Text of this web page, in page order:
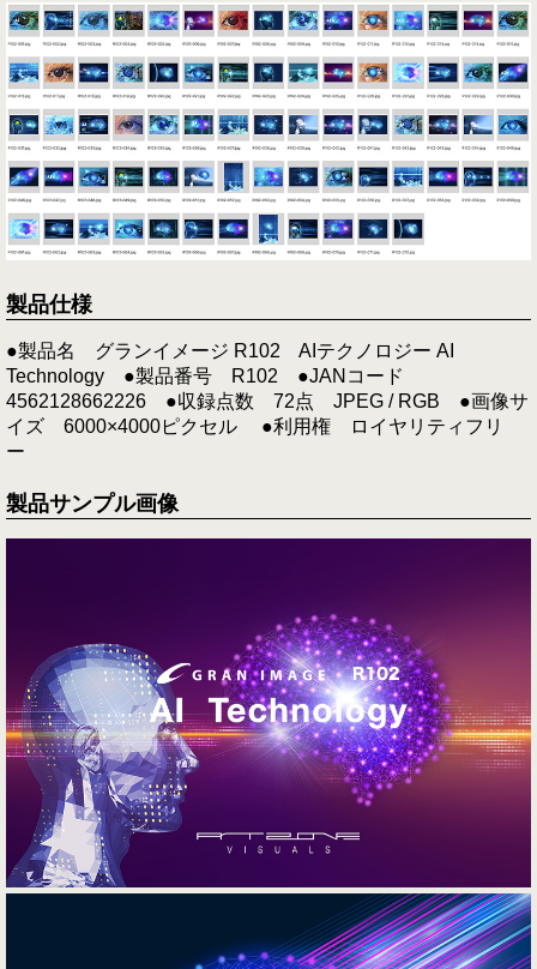
製品仕様
●製品名 グランイメージ R102 AIテクノロジー AI
Technology ●製品番号 R102 ●JANコード
4562128662226 ●収録点数 72点 JPEG / RGB ●画像サ
イズ 6000×4000ピクセル ●利用権 ロイヤリティフリ
ー
製品サンプル画像